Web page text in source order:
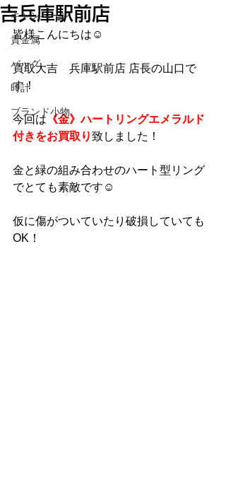
キャンペーン
貴金属
バッグ
時計
ブランド小物
吉兵庫駅前店
皆様こんにちは☺
買取大吉　兵庫駅前店 店長の山口で
す！
今回は 《金》ハートリングエメラルド
付きをお買取り致しました！
金と緑の組み合わせのハート型リング
でとても素敵です☺
仮に傷がついていたり破損していても
OK！